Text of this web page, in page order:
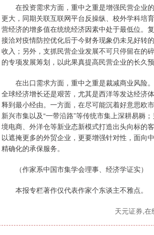
在投资需求方面，重中之重是增强民营企业
更大，同期关联互联网平台反操纵、校外学科培
营经济的增多值在统统经济因素中处于最低位。
接洽对疫情防控优化后于今财务现象仍未见好转
收入；另外，支抓民营企业发展不可只停留在的
的专项发展筹划，以此果真提高民营企业的长久预
在出口需求方面，重中之重是裁减商业风险
全球经济增长还是艰苦，尤其是西洋等发达经济
释到最小经由。一方面，在尽可能沉着好意思欧
新兴市集以及“一带沿路”等传统市集上深耕易耨
境电商、外洋仓等新业态新模式打造出头向标的
以遮掩更多的外贸企业，更要增强针对性，面向
精确化的承保服务。
（作家系中国市集学会理事、经济学证实）
本报专栏著作仅代表作家个东谈主不雅点。
天元证券,在